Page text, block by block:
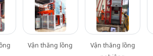
Vận thăng lồng
Vận thăng lồng